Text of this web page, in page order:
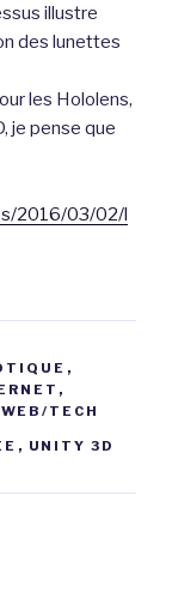
illustre
des lunettes
les Hololens,
je pense que
2016/03/02/l
,
,
WEB/TECH
, UNITY 3D